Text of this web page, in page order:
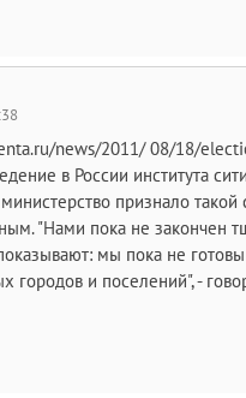
news/2011/ 08/18/
в России института
министерство признало
"Нами пока не закончен
мы пока не
городов и поселений", -